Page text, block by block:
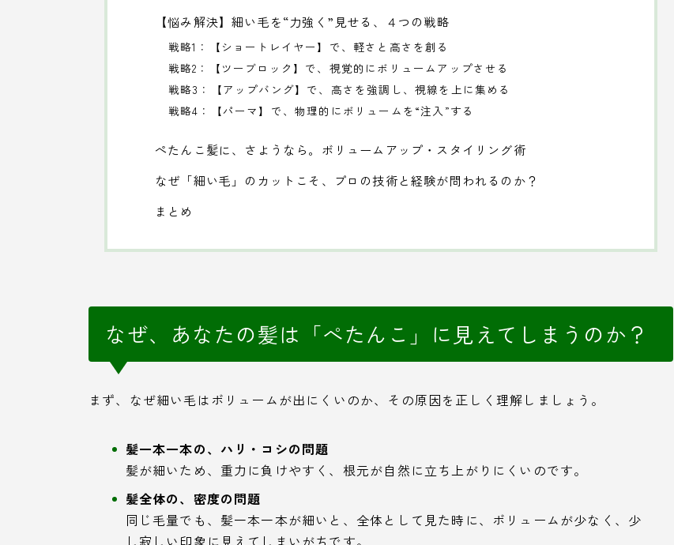
【悩み解決】細い毛を“力強く”見せる、４つの戦略
戦略1：【ショートレイヤー】で、軽さと高さを創る
戦略2：【ツーブロック】で、視覚的にボリュームアップさせる
戦略3：【アップバング】で、高さを強調し、視線を上に集める
戦略4：【パーマ】で、物理的にボリュームを“注入”する
ぺたんこ髪に、さようなら。ボリュームアップ・スタイリング術
なぜ「細い毛」のカットこそ、プロの技術と経験が問われるのか？
まとめ
なぜ、あなたの髪は「ぺたんこ」に見えてしまうのか？
まず、なぜ細い毛はボリュームが出にくいのか、その原因を正しく理解しましょう。
髪一本一本の、ハリ・コシの問題
髪が細いため、重力に負けやすく、根元が自然に立ち上がりにくいのです。
髪全体の、密度の問題
同じ毛量でも、髪一本一本が細いと、全体として見た時に、ボリュームが少なく、少